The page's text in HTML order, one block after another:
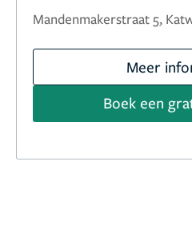
Mandenmakerstraat 5,
Meer
Boek een